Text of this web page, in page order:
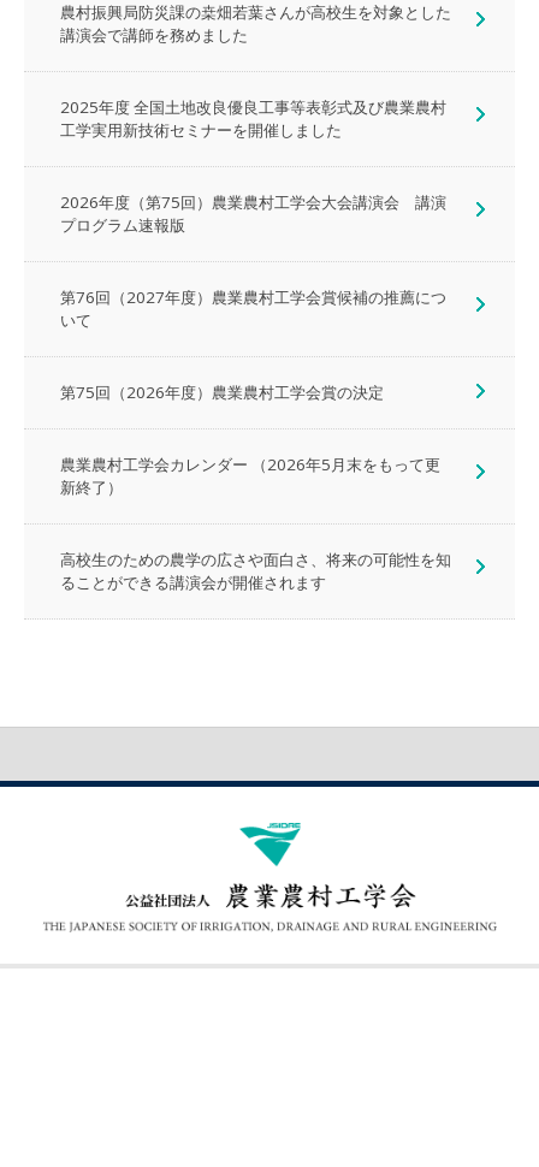
農村振興局防災課の桒畑若葉さんが高校生を対象とした
講演会で講師を務めました
2025年度 全国土地改良優良工事等表彰式及び農業農村
工学実用新技術セミナーを開催しました
2026年度（第75回）農業農村工学会大会講演会 講演
プログラム速報版
第76回（2027年度）農業農村工学会賞候補の推薦につ
いて
第75回（2026年度）農業農村工学会賞の決定
農業農村工学会カレンダー （2026年5月末をもって更
新終了）
高校生のための農学の広さや面白さ、将来の可能性を知
ることができる講演会が開催されます